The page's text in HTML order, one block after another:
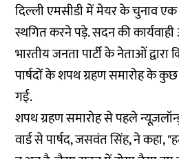
दिल्ली एमसीडी में मेयर के चुनाव
स्थगित करने पड़े. सदन की
भारतीय जनता पार्टी के नेताओं
पार्षदों के शपथ ग्रहण समारोह के कुछ
गई.
शपथ ग्रहण समारोह से पहले
वार्ड से पार्षद, जसवंत सिंह, ने कहा,